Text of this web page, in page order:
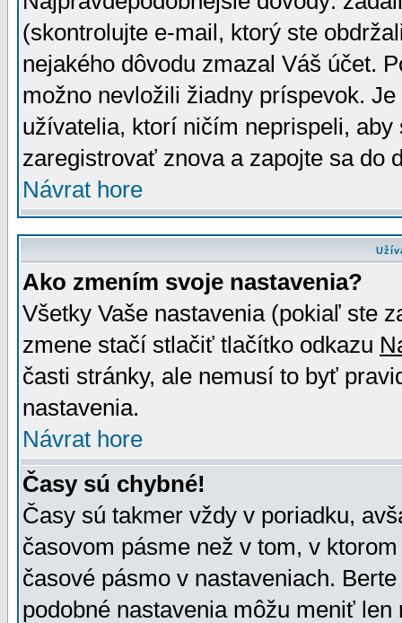
(skontrolujte e-mail, ktorý ste
nejakého dôvodu zmazal Váš účet.
možno nevložili žiadny príspevok.
užívatelia, ktorí ničím neprispeli,
zaregistrovať znova a zapojte sa do
Návrat hore
Ako zmením svoje nastavenia?
Všetky Vaše nastavenia (pokiaľ ste
zmene stačí stlačiť tlačítko odkazu
časti stránky, ale nemusí to byť
nastavenia.
Návrat hore
Časy sú chybné!
Časy sú takmer vždy v poriadku,
časovom pásme než v tom, v
časové pásmo v nastaveniach.
podobné nastavenia môžu meniť